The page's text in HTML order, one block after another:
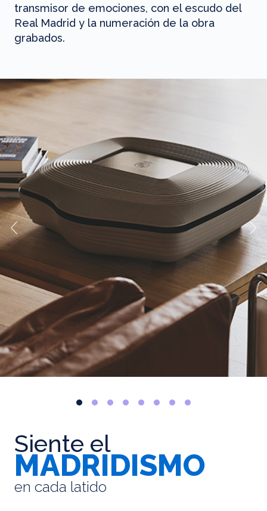
transmisor de emociones, con el escudo del
Real Madrid y la numeración de la obra
grabados.
Siente el
MADRIDISMO
en cada latido